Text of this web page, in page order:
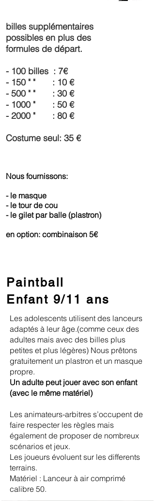
billes supplémentaires
possibles en plus des
formules de départ.
- 100 billes : 7€
- 150 " " : 10 €
- 500 " " : 30 €
- 1000 " : 50 €
- 2000 " : 80 €
Costume seul: 35 €
Nous fournissons:
- le masque
- le tour de cou
- le gilet par balle (plastron)
en option: combinaison 5€
Paintball
Enfant 9/11 ans
Les adolescents utilisent des lanceurs
adaptés à leur âge.(comme ceux des
adultes mais avec des billes plus
petites et plus légères) Nous prêtons
gratuitement un plastron et un masque
propre.
Un adulte peut jouer avec son enfant
(avec le même matériel)
Les animateurs-arbitres s’occupent de
faire respecter les règles mais
également de proposer de nombreux
scénarios et jeux.
Les joueurs évoluent sur les differents
terrains.
Matériel : Lanceur à air comprimé
calibre 50.